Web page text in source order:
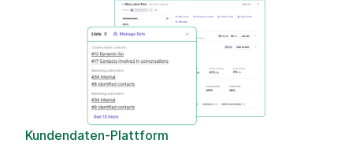
Kundendaten-Plattform